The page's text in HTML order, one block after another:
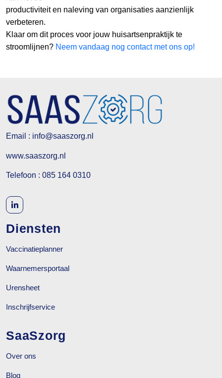
productiviteit en naleving van organisaties aanzienlijk
verbeteren.
Klaar om dit proces voor jouw huisartsenpraktijk te
stroomlijnen? Neem vandaag nog contact met ons op!
Email : info@saaszorg.nl
www.saaszorg.nl
Telefoon : 085 164 0310
Diensten
Vaccinatieplanner
Waarnemersportaal
Urensheet
Inschrijfservice
SaaSzorg
Over ons
Blog